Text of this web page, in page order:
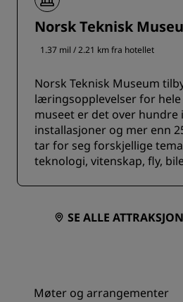
Norsk Teknisk
1.37 mil / 2.21 km fra hotellet
Norsk Teknisk Museum
læringsopplevelser for hele
museet er det over hundre
installasjoner og mer enn
tar for seg forskjellige
teknologi, vitenskap, fly,
SE ALLE
Møter og arrangementer